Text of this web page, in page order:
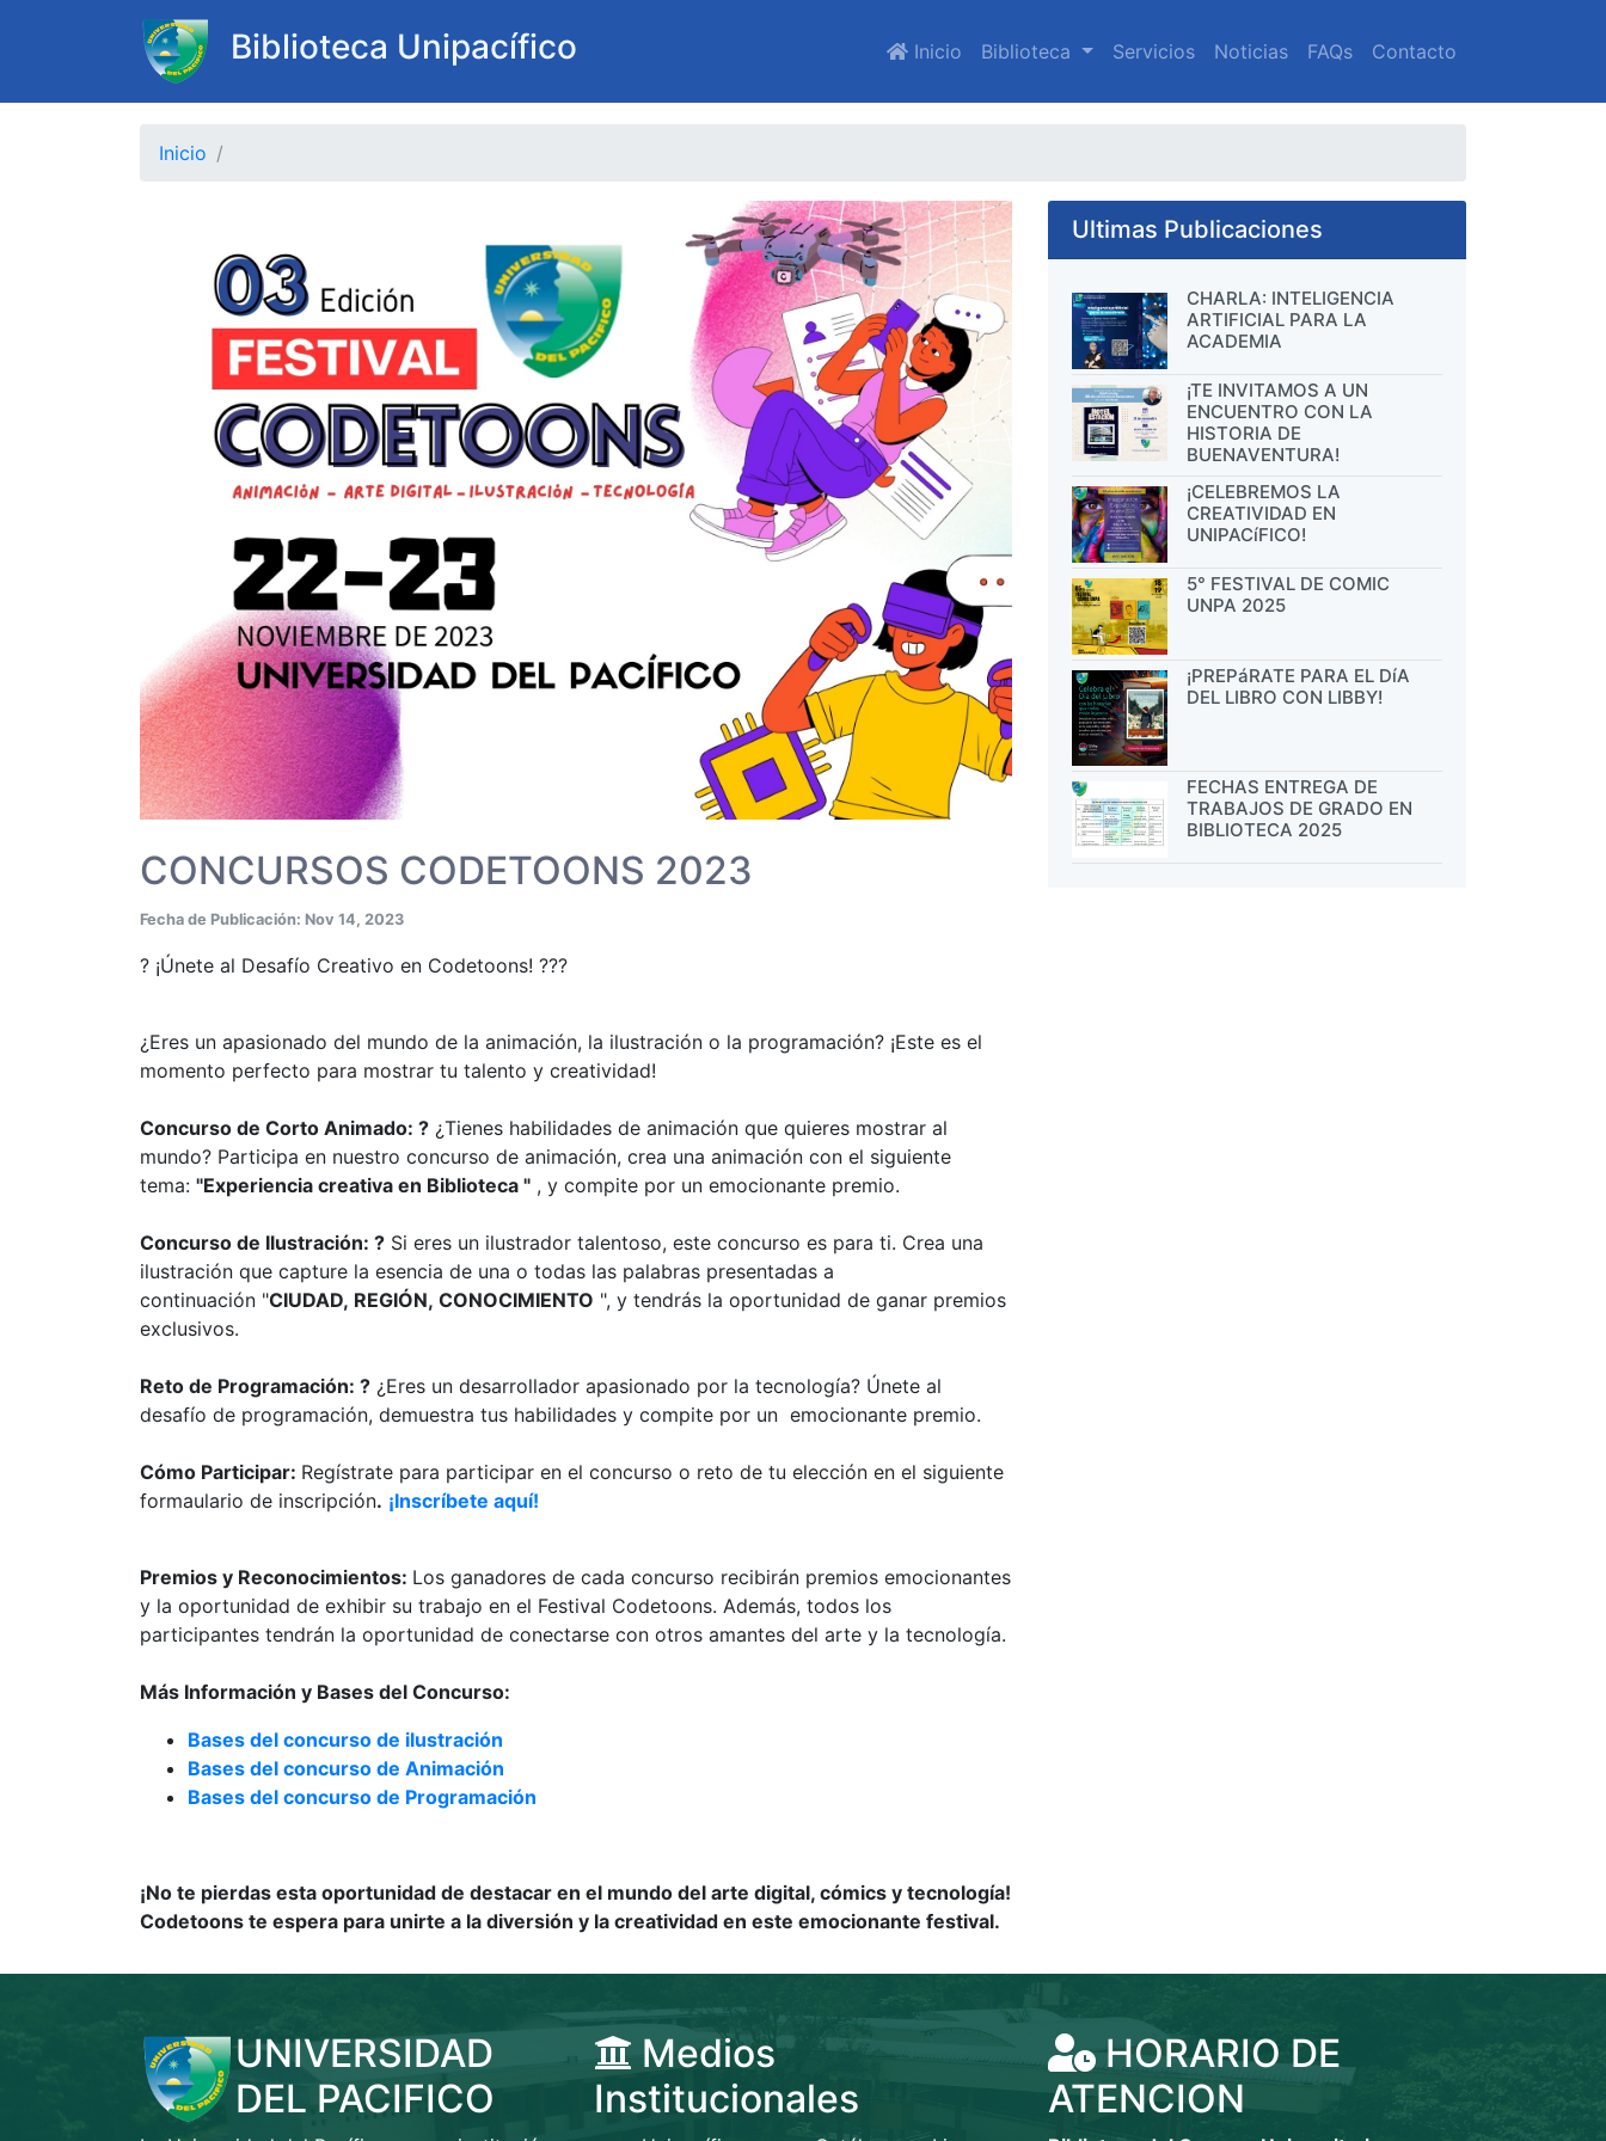
Biblioteca Unipacífico Inicio Biblioteca Servicios Noticias FAQs
Contacto
Inicio
CONCURSOS CODETOONS 2023
Fecha de Publicación: Nov 14, 2023
? ¡Únete al Desafío Creativo en Codetoons! ???
¿Eres un apasionado del mundo de la animación, la ilustración o la programación? ¡Este es el
momento perfecto para mostrar tu talento y creatividad!
Concurso de Corto Animado: ? ¿Tienes habilidades de animación que quieres mostrar al
mundo? Participa en nuestro concurso de animación, crea una animación con el siguiente
tema: "Experiencia creativa en Biblioteca " , y compite por un emocionante premio.
Concurso de Ilustración: ? Si eres un ilustrador talentoso, este concurso es para ti. Crea una
ilustración que capture la esencia de una o todas las palabras presentadas a
continuación "CIUDAD, REGIÓN, CONOCIMIENTO ", y tendrás la oportunidad de ganar premios
exclusivos.
Reto de Programación: ? ¿Eres un desarrollador apasionado por la tecnología? Únete al
desafío de programación, demuestra tus habilidades y compite por un emocionante premio.
Cómo Participar: Regístrate para participar en el concurso o reto de tu elección en el siguiente
formaulario de inscripción. ¡Inscríbete aquí!
Premios y Reconocimientos: Los ganadores de cada concurso recibirán premios emocionantes
y la oportunidad de exhibir su trabajo en el Festival Codetoons. Además, todos los
participantes tendrán la oportunidad de conectarse con otros amantes del arte y la tecnología.
Más Información y Bases del Concurso:
Bases del concurso de ilustración
Bases del concurso de Animación
Bases del concurso de Programación
¡No te pierdas esta oportunidad de destacar en el mundo del arte digital, cómics y tecnología!
Codetoons te espera para unirte a la diversión y la creatividad en este emocionante festival.
Ultimas Publicaciones
CHARLA: INTELIGENCIA
ARTIFICIAL PARA LA
ACADEMIA
¡TE INVITAMOS A UN
ENCUENTRO CON LA
HISTORIA DE
BUENAVENTURA!
¡CELEBREMOS LA
CREATIVIDAD EN
UNIPACíFICO!
5° FESTIVAL DE COMIC
UNPA 2025
¡PREPáRATE PARA EL DíA
DEL LIBRO CON LIBBY!
FECHAS ENTREGA DE
TRABAJOS DE GRADO EN
BIBLIOTECA 2025
UNIVERSIDAD
DEL PACIFICO
Medios
Institucionales
HORARIO DE
ATENCION